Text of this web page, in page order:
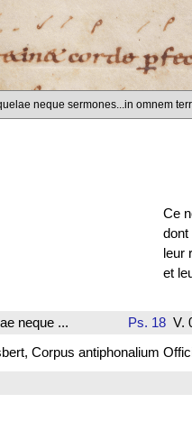
neque sermones...in omnem
Ce
dont
leur
et
neque ... Ps. 18V.
Corpus antiphonalium